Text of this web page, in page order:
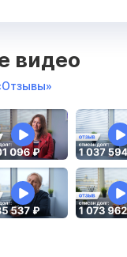
видео